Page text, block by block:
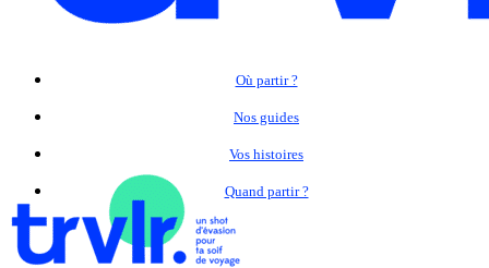
Où partir ?
Nos guides
Vos histoires
Quand partir ?